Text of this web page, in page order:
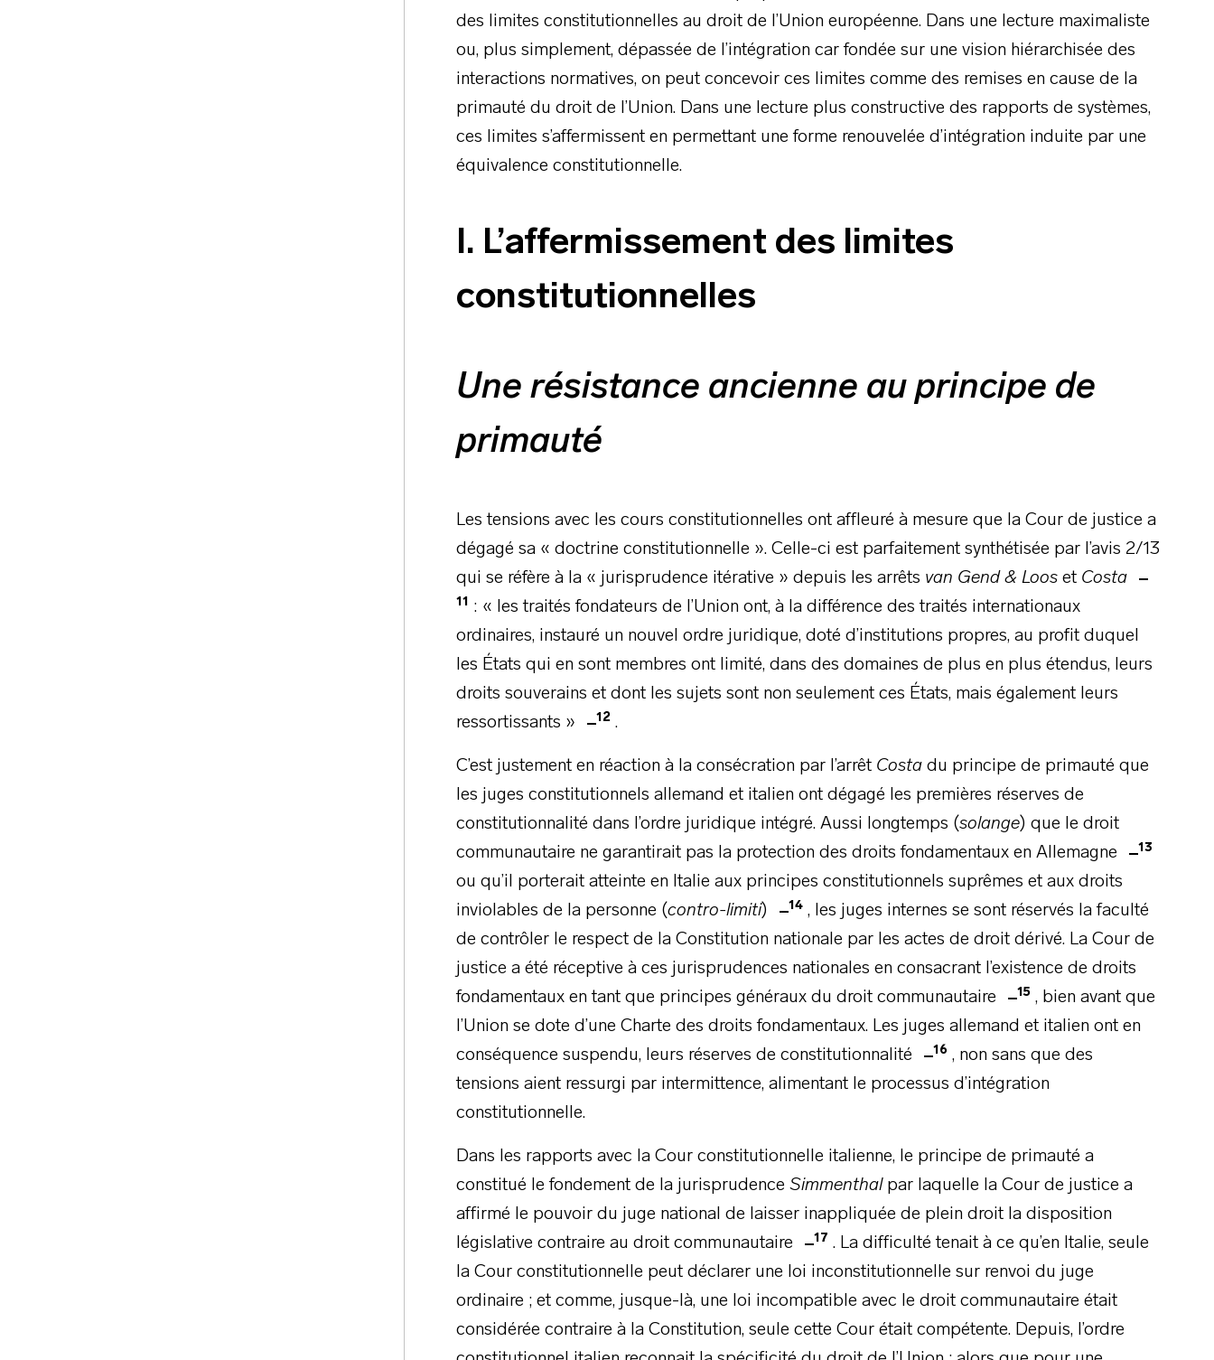
des limites constitutionnelles au droit de l’Union européenne. Dans une lecture maximaliste
ou, plus simplement, dépassée de l’intégration car fondée sur une vision hiérarchisée des
interactions normatives, on peut concevoir ces limites comme des remises en cause de la
primauté du droit de l’Union. Dans une lecture plus constructive des rapports de systèmes,
ces limites s’affermissent en permettant une forme renouvelée d’intégration induite par une
équivalence constitutionnelle.
I. L’affermissement des limites
constitutionnelles
Une résistance ancienne au principe de
primauté
Les tensions avec les cours constitutionnelles ont affleuré à mesure que la Cour de justice a
dégagé sa « doctrine constitutionnelle ». Celle-ci est parfaitement synthétisée par l’avis 2/13
qui se réfère à la « jurisprudence itérative » depuis les arrêts van Gend & Looset Costa
11 : « les traités fondateurs de l’Union ont, à la différence des traités internationaux
ordinaires, instauré un nouvel ordre juridique, doté d’institutions propres, au profit duquel
les États qui en sont membres ont limité, dans des domaines de plus en plus étendus, leurs
droits souverains et dont les sujets sont non seulement ces États, mais également leurs
ressortissants »
12 .
C’est justement en réaction à la consécration par l’arrêt Costadu principe de primauté que
les juges constitutionnels allemand et italien ont dégagé les premières réserves de
constitutionnalité dans l’ordre juridique intégré. Aussi longtemps (solange) que le droit
communautaire ne garantirait pas la protection des droits fondamentaux en Allemagne
13
ou qu’il porterait atteinte en Italie aux principes constitutionnels suprêmes et aux droits
inviolables de la personne (contro-limiti) 14 , les juges internes se sont réservés la faculté
de contrôler le respect de la Constitution nationale par les actes de droit dérivé. La Cour de
justice a été réceptive à ces jurisprudences nationales en consacrant l’existence de droits
fondamentaux en tant que principes généraux du droit communautaire
15 , bien avant que
l’Union se dote d’une Charte des droits fondamentaux. Les juges allemand et italien ont en
conséquence suspendu, leurs réserves de constitutionnalité
16 , non sans que des
tensions aient ressurgi par intermittence, alimentant le processus d’intégration
constitutionnelle.
Dans les rapports avec la Cour constitutionnelle italienne, le principe de primauté a
constitué le fondement de la jurisprudence Simmenthalpar laquelle la Cour de justice a
affirmé le pouvoir du juge national de laisser inappliquée de plein droit la disposition
législative contraire au droit communautaire
17 . La difficulté tenait à ce qu’en Italie, seule
la Cour constitutionnelle peut déclarer une loi inconstitutionnelle sur renvoi du juge
ordinaire ; et comme, jusque-là, une loi incompatible avec le droit communautaire était
considérée contraire à la Constitution, seule cette Cour était compétente. Depuis, l’ordre